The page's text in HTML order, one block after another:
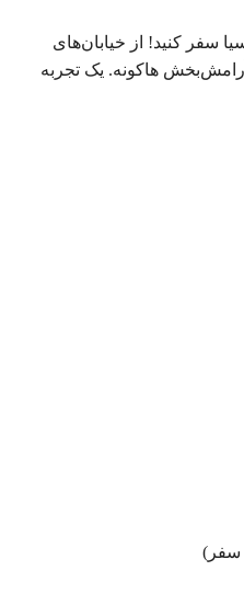
سفر کنید! از خیابان‌های
آرامش‌بخش هاکونه. یک تجربه